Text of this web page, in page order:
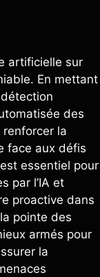
artificielle sur
En mettant
des
la
face aux défis
essentiel pour
par l’IA et
proactive dans
pointe des
armés pour
la